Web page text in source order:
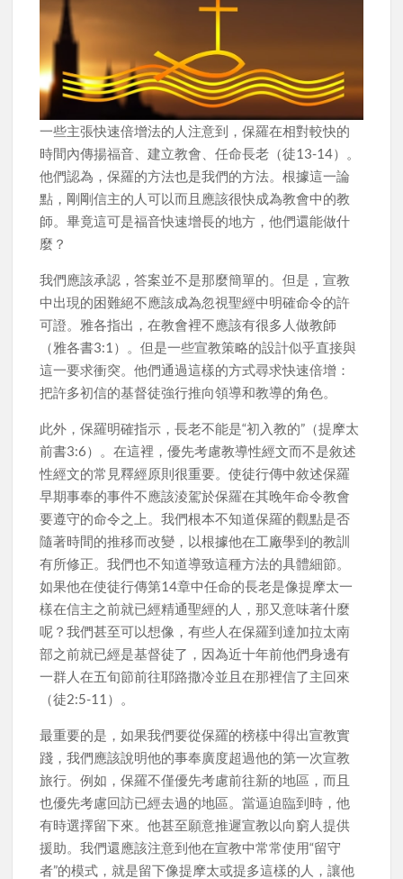
一些主張快速倍增法的人注意到，保羅在相對較快的
時間內傳揚福音、建立教會、任命長老（徒13-14）。
他們認為，保羅的方法也是我們的方法。根據這一論
點，剛剛信主的人可以而且應該很快成為教會中的教
師。畢竟這可是福音快速增長的地方，他們還能做什
麼？
我們應該承認，答案並不是那麼簡單的。但是，宣教
中出現的困難絕不應該成為忽視聖經中明確命令的許
可證。雅各指出，在教會裡不應該有很多人做教師
（雅各書3:1）。但是一些宣教策略的設計似乎直接與
這一要求衝突。他們通過這樣的方式尋求快速倍增：
把許多初信的基督徒強行推向領導和教導的角色。
此外，保羅明確指示，長老不能是“初入教的”（提摩太
前書3:6）。在這裡，優先考慮教導性經文而不是敘述
性經文的常見釋經原則很重要。使徒行傳中敘述保羅
早期事奉的事件不應該淩駕於保羅在其晚年命令教會
要遵守的命令之上。我們根本不知道保羅的觀點是否
隨著時間的推移而改變，以根據他在工廠學到的教訓
有所修正。我們也不知道導致這種方法的具體細節。
如果他在使徒行傳第14章中任命的長老是像提摩太一
樣在信主之前就已經精通聖經的人，那又意味著什麼
呢？我們甚至可以想像，有些人在保羅到達加拉太南
部之前就已經是基督徒了，因為近十年前他們身邊有
一群人在五旬節前往耶路撒冷並且在那裡信了主回來
（徒2:5-11）。
最重要的是，如果我們要從保羅的榜樣中得出宣教實
踐，我們應該說明他的事奉廣度超過他的第一次宣教
旅行。例如，保羅不僅優先考慮前往新的地區，而且
也優先考慮回訪已經去過的地區。當逼迫臨到時，他
有時選擇留下來。他甚至願意推遲宣教以向窮人提供
援助。我們還應該注意到他在宣教中常常使用“留守
者”的模式，就是留下像提摩太或提多這樣的人，讓他